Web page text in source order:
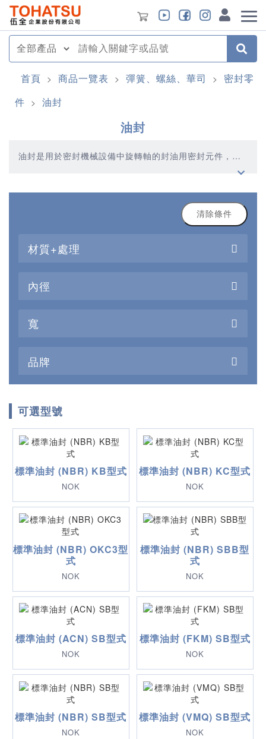
首頁 > 商品一覽表 > 彈簧、螺絲、華司 >
密封零
件 > 油封
油封
油封是用於密封機械設備中旋轉軸的封油用密封元件，而
腔體基本上是靜止的，所以油封又稱旋轉軸唇形密封圈。
油從機械的間隙中泄漏而使用油封，並且除了油以外還需
要防止水與化學藥液的泄漏以及塵埃及土砂從外部侵入，
清除條件
材質+處理
內徑
寬
品牌
可選型號
標準油封 (NBR) KB型式
NOK
標準油封 (NBR) KC型式
NOK
標準油封 (NBR) OKC3型
式
NOK
標準油封 (NBR) SBB型
式
NOK
標準油封 (ACN) SB型式
NOK
標準油封 (FKM) SB型式
NOK
標準油封 (NBR) SB型式
NOK
標準油封 (VMQ) SB型式
NOK